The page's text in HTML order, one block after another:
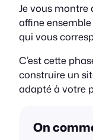
Je vous montre
affine
qui vous
C’est cette
construire un
adapté à votre
On